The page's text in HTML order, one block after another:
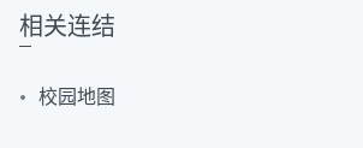
相关连结
校园地图